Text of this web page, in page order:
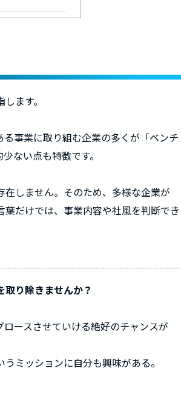
します。
事業に取り組む企業の多くが「ベンチ
ない点も特徴です。
しません。そのため、多様な企業が
葉だけでは、事業内容や社風を判断でき
り除きませんか？
ースさせていける絶好のチャンスが
ミッションに自分も興味がある。